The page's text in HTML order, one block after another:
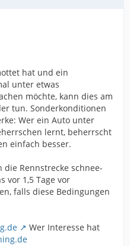
hat und ein
unter etwas
möchte, kann dies am
tun. Sonderkonditionen
Wer ein Auto unter
lernt, beherrscht
einfach besser.
Rennstrecke schnee-
vor 1,5 Tage vor
falls diese Bedingungen
Wer Interesse hat